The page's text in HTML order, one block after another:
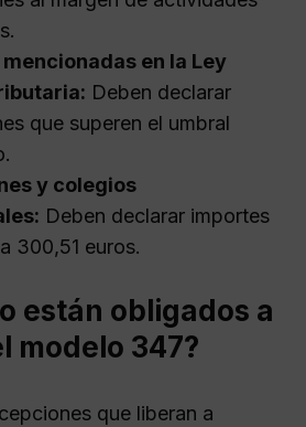
en la Ley
Deben declarar
que superen el umbral
y colegios
Deben declarar importes
300,51 euros.
están obligados a
modelo 347?
que liberan a